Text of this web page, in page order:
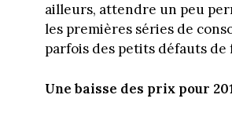
ailleurs, attendre un peu
les premières séries de
parfois des petits défauts de
Une baisse des prix pour